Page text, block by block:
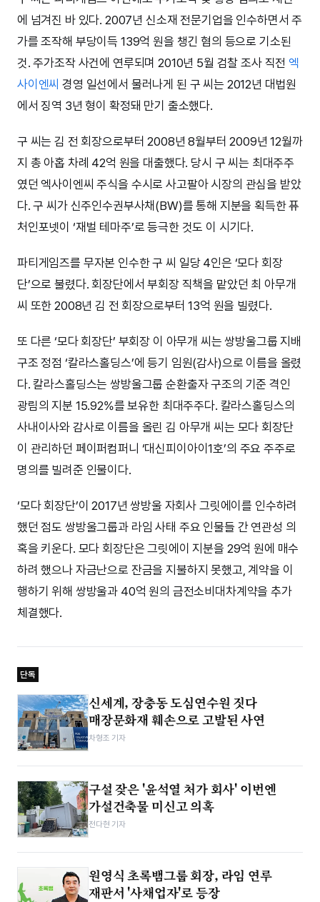
에 넘겨진 바 있다. 2007년 신소재 전문기업을 인수하면서 주
가를 조작해 부당이득 139억 원을 챙긴 혐의 등으로 기소된
것. 주가조작 사건에 연루되며 2010년 5월 검찰 조사 직전 엑
사이엔씨 경영 일선에서 물러나게 된 구 씨는 2012년 대법원
에서 징역 3년 형이 확정돼 만기 출소했다.
구 씨는 김 전 회장으로부터 2008년 8월부터 2009년 12월까
지 총 아홉 차례 42억 원을 대출했다. 당시 구 씨는 최대주주
였던 엑사이엔씨 주식을 수시로 사고팔아 시장의 관심을 받았
다. 구 씨가 신주인수권부사채(BW)를 통해 지분을 획득한 퓨
처인포넷이 ‘재벌 테마주’로 등극한 것도 이 시기다.
파티게임즈를 무자본 인수한 구 씨 일당 4인은 ‘모다 회장
단’으로 불렸다. 회장단에서 부회장 직책을 맡았던 최 아무개
씨 또한 2008년 김 전 회장으로부터 13억 원을 빌렸다.
또 다른 ‘모다 회장단’ 부회장 이 아무개 씨는 쌍방울그룹 지배
구조 정점 ‘칼라스홀딩스’에 등기 임원(감사)으로 이름을 올렸
다. 칼라스홀딩스는 쌍방울그룹 순환출자 구조의 기준 격인
광림의 지분 15.92%를 보유한 최대주주다. 칼라스홀딩스의
사내이사와 감사로 이름을 올린 김 아무개 씨는 모다 회장단
이 관리하던 페이퍼컴퍼니 ‘대신피이아이1호’의 주요 주주로
명의를 빌려준 인물이다.
‘모다 회장단’이 2017년 쌍방울 자회사 그릿에이를 인수하려
했던 점도 쌍방울그룹과 라임 사태 주요 인물들 간 연관성 의
혹을 키운다. 모다 회장단은 그릿에이 지분을 29억 원에 매수
하려 했으나 자금난으로 잔금을 지불하지 못했고, 계약을 이
행하기 위해 쌍방울과 40억 원의 금전소비대차계약을 추가
체결했다.
단독
신세계, 장충동 도심연수원 짓다
매장문화재 훼손으로 고발된 사연
차형조 기자
구설 잦은 '윤석열 처가 회사' 이번엔
가설건축물 미신고 의혹
전다현 기자
원영식 초록뱀그룹 회장, 라임 연루
재판서 '사채업자'로 등장